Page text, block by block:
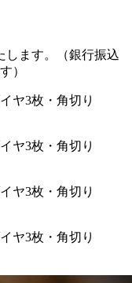
します。（銀行振込
）